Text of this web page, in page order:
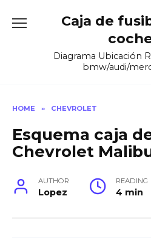
Caja de
Diagrama Ubicación
bmw/audi/
HOME » CHEVROLET
Esquema caja
Chevrolet
AUTHOR
Lopez
READING
4 min